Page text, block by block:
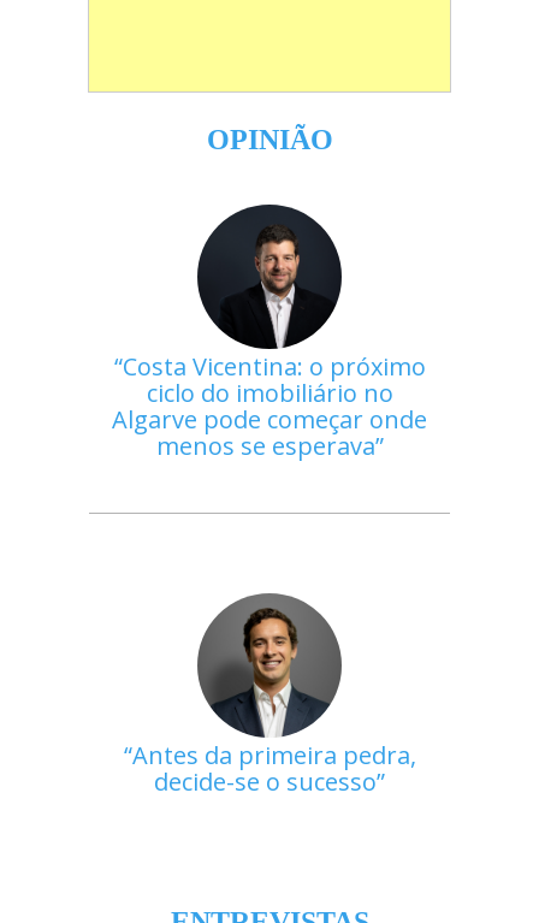
OPINIÃO
Costa Vicentina: o próximo
ciclo do imobiliário no
Algarve pode começar onde
menos se esperava
Antes da primeira pedra,
decide-se o sucesso